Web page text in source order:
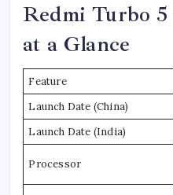
Redmi Turbo
at a Glance
Feature
Launch Date (China)
Launch Date (India)
Processor